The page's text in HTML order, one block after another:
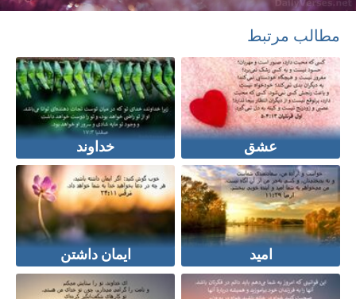
مطالب مرتبط
عشق خداوند
امید ایمان داشتن